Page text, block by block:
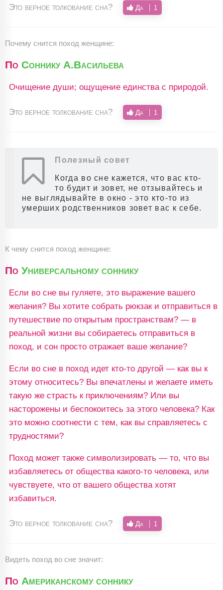
Это верное толкование сна? Да 1
Почему снится поход женщине:
По Соннику А.Васильева
Очищение души; ощущение единства с природой.
Это верное толкование сна? Да 1
Полезный совет
Когда во сне кажется, что вас кто-
то будит и зовет, не отзывайтесь и
не выглядывайте в окно - это кто-то из
умерших родственников зовет вас к себе.
К чему снится поход женщине:
По Универсальному соннику
Если во сне вы гуляете, это выражение вашего
желания? Вы хотите собрать рюкзак и отправиться в
путешествие по открытым пространствам? — в
реальной жизни вы собираетесь отправиться в
поход, и сон просто отражает ваше желание?
Если во сне в поход идет кто-то другой — как вы к
этому относитесь? Вы впечатлены и желаете иметь
такую же страсть к приключениям? Или вы
насторожены и беспокоитесь за этого человека? Как
это можно соотнести с тем, как вы справляетесь с
трудностями?
Поход может также символизировать — то, что вы
избавляетесь от общества какого-то человека, или
чувствуете, что от вашего общества хотят
избавиться.
Это верное толкование сна? Да 1
Видеть поход во сне значит:
По Американскому соннику